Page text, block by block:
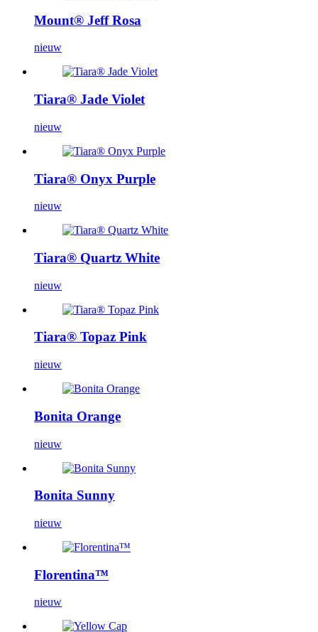
Mount® Jeff Rosa
nieuw
Tiara® Jade Violet
nieuw
Tiara® Onyx Purple
nieuw
Tiara® Quartz White
nieuw
Tiara® Topaz Pink
nieuw
Bonita Orange
nieuw
Bonita Sunny
nieuw
Florentina™
nieuw